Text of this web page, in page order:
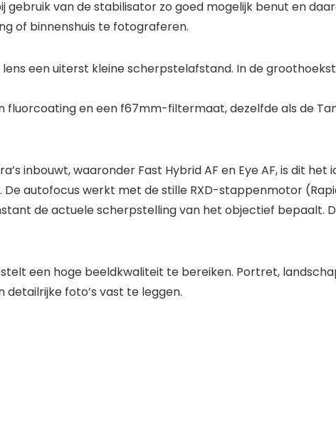
van de stabilisator zo goed mogelijk benut en
of binnenshuis te fotograferen.
een uiterst kleine scherpstelafstand. In de
fluorcoating en een f67mm-filtermaat, dezelfde als de
inbouwt, waaronder Fast Hybrid AF en Eye AF, is dit het
autofocus werkt met de stille RXD-stappenmotor
de actuele scherpstelling van het objectief bepaalt.
een hoge beeldkwaliteit te bereiken. Portret,
foto’s vast te leggen.